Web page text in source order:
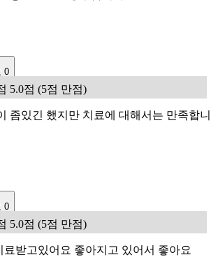
0
5.0점 (5점 만점)
좀있긴 했지만 치료에 대해서는 만족합니
0
5.0점 (5점 만점)
받고있어요 좋아지고 있어서 좋아요